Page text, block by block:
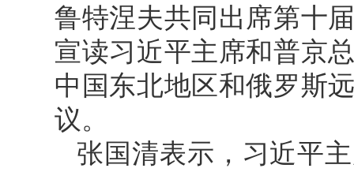
鲁特涅夫共同出席第十
宣读习近平主席和普京
中国东北地区和俄罗斯
议。
张国清表示，习近平